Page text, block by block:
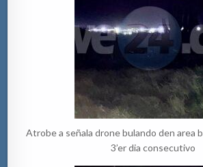
Atrobe a señala drone bulando den area
3’er dia consecutivo